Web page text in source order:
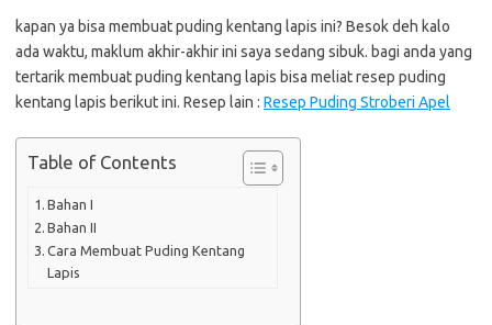
kapan ya bisa membuat puding kentang lapis ini? Besok deh kalo
ada waktu, maklum akhir-akhir ini saya sedang sibuk. bagi anda yang
tertarik membuat puding kentang lapis bisa meliat resep puding
kentang lapis berikut ini. Resep lain : Resep Puding Stroberi Apel
Table of Contents
Bahan I
Bahan II
Cara Membuat Puding Kentang
Lapis